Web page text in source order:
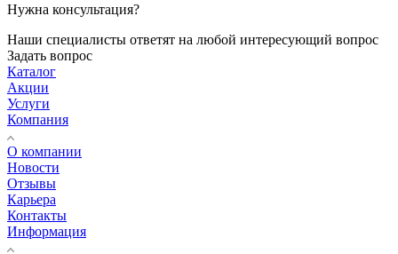
Нужна консультация?
Наши специалисты ответят на любой интересующий вопрос
Задать вопрос
Каталог
Акции
Услуги
Компания
О компании
Новости
Отзывы
Карьера
Контакты
Информация